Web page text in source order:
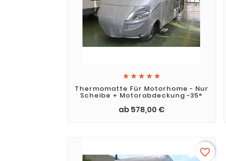
    
Thermomatte Für Motorhome - Nur
Scheibe + Motorabdeckung -35°
ab 578,00 €
favorite_border